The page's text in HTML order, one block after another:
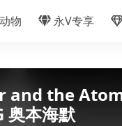
物 永V专享
and the
奥本海默